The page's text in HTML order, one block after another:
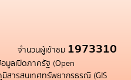
จำนวนผู้เข้าชม 1973310
มูลเปิดภาครัฐ (Open
สารสนเทศทรัพยากรธรณี (GIS